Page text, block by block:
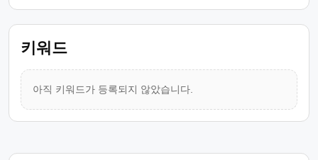
키워드
아직 키워드가 등록되지 않았습니다.